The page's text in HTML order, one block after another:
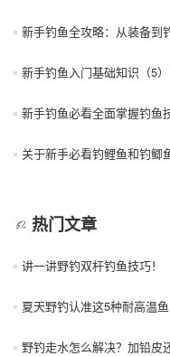
新手钓鱼全攻略：从装备到
新手钓鱼入门基础知识（5
新手钓鱼必看全面掌握钓鱼
关于新手必看钓鲤鱼和钓鲫
热门文章
讲一讲野钓双杆钓鱼技巧！
夏天野钓认准这5种耐高温
野钓走水怎么解决？加铅皮